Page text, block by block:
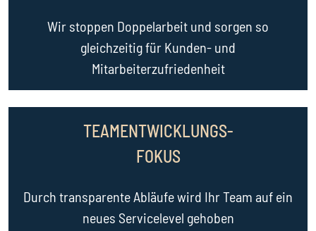
Wir stoppen Doppelarbeit und sorgen so
gleichzeitig für Kunden- und
Mitarbeiterzufriedenheit
TEAMENTWICKLUNGS-
FOKUS
Durch transparente Abläufe wird Ihr Team auf ein
neues Servicelevel gehoben